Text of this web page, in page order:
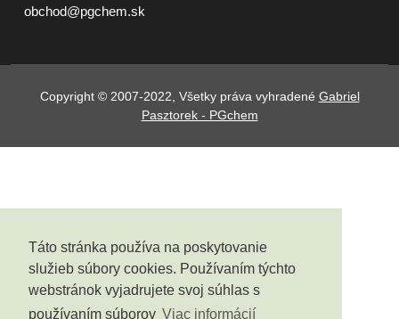
Táto stránka používa na poskytovanie
služieb súbory cookies. Používaním týchto
webstránok vyjadrujete svoj súhlas s
používaním súborov Viac informácií
obchod@pgchem.sk
Copyright © 2007-2022, Všetky práva vyhradené Gabriel
Pasztorek - PGchem